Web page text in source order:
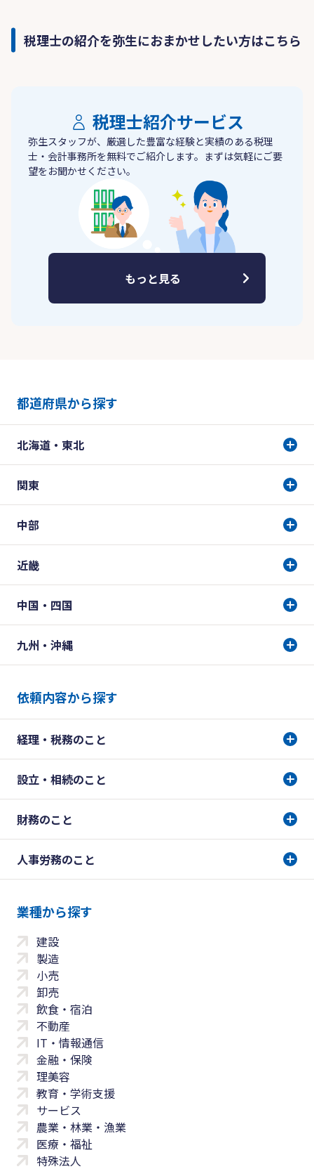
税理士の紹介を弥生におまかせしたい方はこちら
税理士紹介サービス
弥生スタッフが、厳選した豊富な経験と実績のある税理
士・会計事務所を無料でご紹介します。まずは気軽にご要
望をお聞かせください。
もっと見る
都道府県から探す
北海道・東北
関東
中部
近畿
中国・四国
九州・沖縄
依頼内容から探す
経理・税務のこと
設立・相続のこと
財務のこと
人事労務のこと
業種から探す
建設
製造
小売
卸売
飲食・宿泊
不動産
IT・情報通信
金融・保険
理美容
教育・学術支援
サービス
農業・林業・漁業
医療・福祉
特殊法人